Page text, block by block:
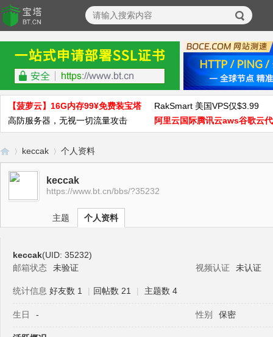
【菠萝云】16G内存99¥免费装宝塔
RakSmart 美国VPS仅$3.99
高防服务器，无视一切流量攻击
阿里云国际腾讯云aws谷歌云
宝›
keccak 个人资料
keccak
https://www.bt.cn/bbs/?35232
主题 个人资料
keccak(UID: 35232)
邮箱状态
未验证 视频认证 未认证
统计信息 好友数 1 | 回帖数 21 | 主题数 4
生日 - 性别 保密